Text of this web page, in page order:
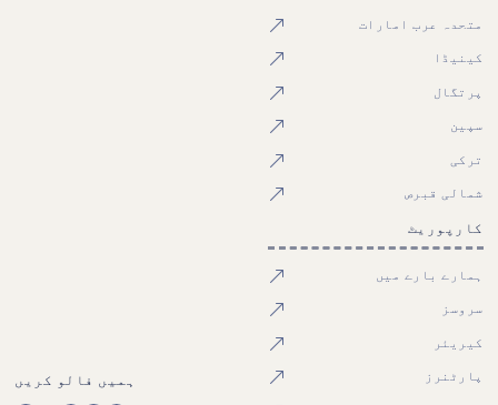
متحدہ عرب امارات
کینیڈا
پرتگال
سپین
ترکی
شمالی قبرص
کارپوریٹ
ہمارے بارے میں
سروسز
کیریئر
پارٹنرز ہمیں فالو کریں